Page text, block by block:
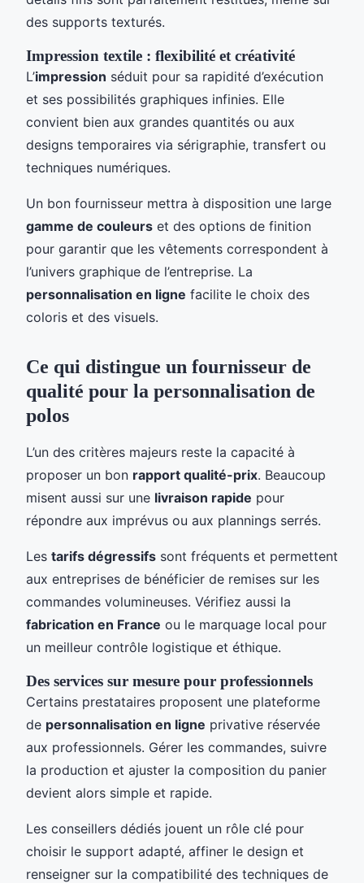
des supports texturés.
Impression textile : flexibilité et créativité
L’impression séduit pour sa rapidité d’exécution
et ses possibilités graphiques infinies. Elle
convient bien aux grandes quantités ou aux
designs temporaires via sérigraphie, transfert ou
techniques numériques.
Un bon fournisseur mettra à disposition une large
gamme de couleurs et des options de finition
pour garantir que les vêtements correspondent à
l’univers graphique de l’entreprise. La
personnalisation en ligne facilite le choix des
coloris et des visuels.
Ce qui distingue un fournisseur de
qualité pour la personnalisation de
polos
L’un des critères majeurs reste la capacité à
proposer un bon rapport qualité-prix. Beaucoup
misent aussi sur une livraison rapide pour
répondre aux imprévus ou aux plannings serrés.
Les tarifs dégressifs sont fréquents et permettent
aux entreprises de bénéficier de remises sur les
commandes volumineuses. Vérifiez aussi la
fabrication en France ou le marquage local pour
un meilleur contrôle logistique et éthique.
Des services sur mesure pour professionnels
Certains prestataires proposent une plateforme
de personnalisation en ligne privative réservée
aux professionnels. Gérer les commandes, suivre
la production et ajuster la composition du panier
devient alors simple et rapide.
Les conseillers dédiés jouent un rôle clé pour
choisir le support adapté, affiner le design et
renseigner sur la compatibilité des techniques de